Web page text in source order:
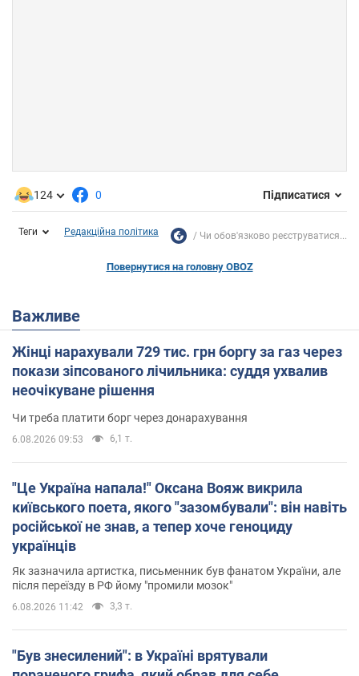
124 0 Підписатися
Теги Редакційна політика Чи обов'язково реєструватися...
Повернутися на головну OBOZ
Важливе
Жінці нарахували 729 тис. грн боргу за газ через
покази зіпсованого лічильника: суддя ухвалив
неочікуване рішення
Чи треба платити борг через донарахування
6.08.2026 09:53 6,1 т.
"Це Україна напала!" Оксана Вояж викрила
київського поета, якого "зазомбували": він навіть
російської не знав, а тепер хоче геноциду
українців
Як зазначила артистка, письменник був фанатом України, але
після переїзду в РФ йому "промили мозок"
6.08.2026 11:42 3,3 т.
"Був знесилений": в Україні врятували